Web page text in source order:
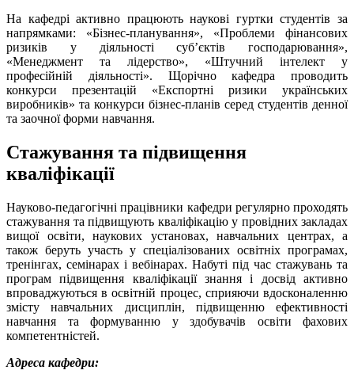
На кафедрі активно працюють наукові гуртки студентів за
напрямками: «Бізнес-планування», «Проблеми фінансових
ризиків у діяльності суб’єктів господарювання»,
«Менеджмент та лідерство», «Штучний інтелект у
професійній діяльності». Щорічно кафедра проводить
конкурси презентацій «Експортні ризики українських
виробників» та конкурси бізнес-планів серед студентів денної
та заочної форми навчання.
Стажування та підвищення
кваліфікації
Науково-педагогічні працівники кафедри регулярно проходять
стажування та підвищують кваліфікацію у провідних закладах
вищої освіти, наукових установах, навчальних центрах, а
також беруть участь у спеціалізованих освітніх програмах,
тренінгах, семінарах і вебінарах. Набуті під час стажувань та
програм підвищення кваліфікації знання і досвід активно
впроваджуються в освітній процес, сприяючи вдосконаленню
змісту навчальних дисциплін, підвищенню ефективності
навчання та формуванню у здобувачів освіти фахових
компетентністей.
Адреса кафедри: